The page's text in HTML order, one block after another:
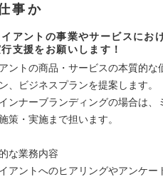
事か
アントの事業やサービスにお
支援をお願いします！
ントの商品・サービスの本質的
、ビジネスプランを提案します。
ンナーブランディングの場合は
策・実施まで担います。
な業務内容
アントへのヒアリングやアンケー